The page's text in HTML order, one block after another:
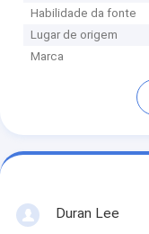
Habilidade da fonte
Lugar de origem
Marca
Duran Lee